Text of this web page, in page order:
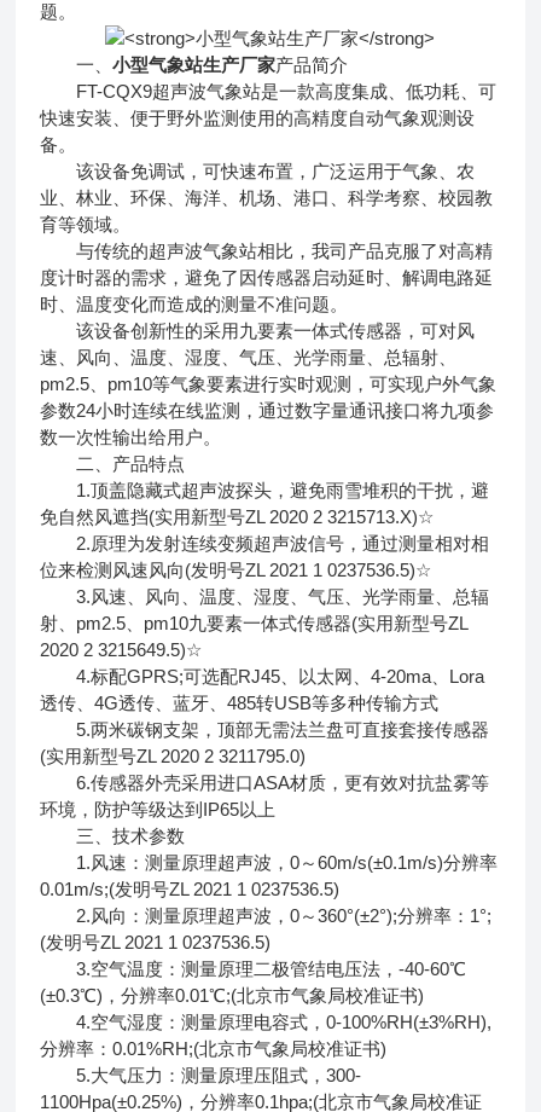
题。
一、小型气象站生产厂家产品简介
FT-CQX9超声波气象站是一款高度集成、低功耗、可
快速安装、便于野外监测使用的高精度自动气象观测设
备。
该设备免调试，可快速布置，广泛运用于气象、农
业、林业、环保、海洋、机场、港口、科学考察、校园教
育等领域。
与传统的超声波气象站相比，我司产品克服了对高精
度计时器的需求，避免了因传感器启动延时、解调电路延
时、温度变化而造成的测量不准问题。
该设备创新性的采用九要素一体式传感器，可对风
速、风向、温度、湿度、气压、光学雨量、总辐射、
pm2.5、pm10等气象要素进行实时观测，可实现户外气象
参数24小时连续在线监测，通过数字量通讯接口将九项参
数一次性输出给用户。
二、产品特点
1.顶盖隐藏式超声波探头，避免雨雪堆积的干扰，避
免自然风遮挡(实用新型号ZL 2020 2 3215713.X)☆
2.原理为发射连续变频超声波信号，通过测量相对相
位来检测风速风向(发明号ZL 2021 1 0237536.5)☆
3.风速、风向、温度、湿度、气压、光学雨量、总辐
射、pm2.5、pm10九要素一体式传感器(实用新型号ZL
2020 2 3215649.5)☆
4.标配GPRS;可选配RJ45、以太网、4-20ma、Lora
透传、4G透传、蓝牙、485转USB等多种传输方式
5.两米碳钢支架，顶部无需法兰盘可直接套接传感器
(实用新型号ZL 2020 2 3211795.0)
6.传感器外壳采用进口ASA材质，更有效对抗盐雾等
环境，防护等级达到IP65以上
三、技术参数
1.风速：测量原理超声波，0～60m/s(±0.1m/s)分辨率
0.01m/s;(发明号ZL 2021 1 0237536.5)
2.风向：测量原理超声波，0～360°(±2°);分辨率：1°;
(发明号ZL 2021 1 0237536.5)
3.空气温度：测量原理二极管结电压法，-40-60℃
(±0.3℃)，分辨率0.01℃;(北京市气象局校准证书)
4.空气湿度：测量原理电容式，0-100%RH(±3%RH),
分辨率：0.01%RH;(北京市气象局校准证书)
5.大气压力：测量原理压阻式，300-
1100Hpa(±0.25%)，分辨率0.1hpa;(北京市气象局校准证